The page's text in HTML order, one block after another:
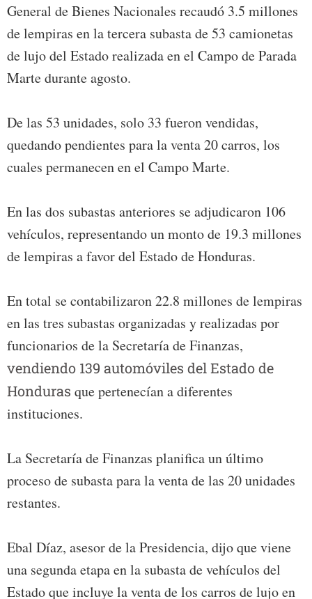
General de Bienes Nacionales recaudó 3.5 millones
de lempiras en la tercera subasta de 53 camionetas
de lujo del Estado realizada en el Campo de Parada
Marte durante agosto.
De las 53 unidades, solo 33 fueron vendidas,
quedando pendientes para la venta 20 carros, los
cuales permanecen en el Campo Marte.
En las dos subastas anteriores se adjudicaron 106
vehículos, representando un monto de 19.3 millones
de lempiras a favor del Estado de Honduras.
En total se contabilizaron 22.8 millones de lempiras
en las tres subastas organizadas y realizadas por
funcionarios de la Secretaría de Finanzas,
vendiendo 139 automóviles del Estado de
Honduras que pertenecían a diferentes
instituciones.
La Secretaría de Finanzas planifica un último
proceso de subasta para la venta de las 20 unidades
restantes.
Ebal Díaz, asesor de la Presidencia, dijo que viene
una segunda etapa en la subasta de vehículos del
Estado que incluye la venta de los carros de lujo en